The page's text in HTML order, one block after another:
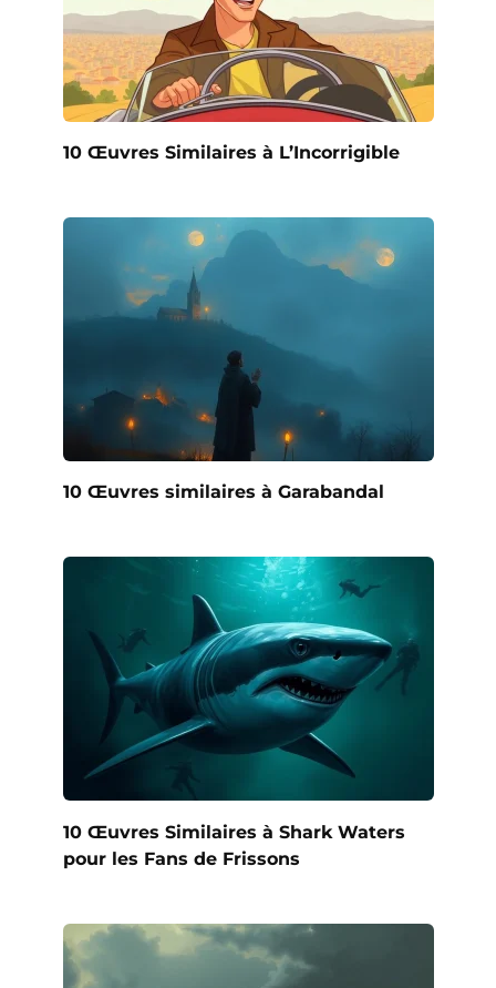
10 Œuvres Similaires à L’Incorrigible
10 Œuvres similaires à Garabandal
10 Œuvres Similaires à Shark Waters
pour les Fans de Frissons